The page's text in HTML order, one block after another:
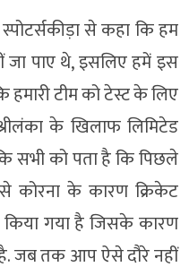
से कहा कि हम
जा पाए थे, इसलिए हमें इस
टीम को टेस्ट के लिए
के खिलाफ लिमिटेड
सभी को पता है कि पिछले
के कारण क्रिकेट
किया गया है जिसके कारण
जब तक आप ऐसे दौरे नहीं